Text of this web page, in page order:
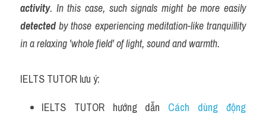
activity
. In this case, such signals might be more easily
detected by those experiencing meditation-like tranquillity
in a relaxing 'whole field' of light, sound and warmth.
IELTS TUTOR lưu ý:
IELTS TUTOR hướng dẫn Cách dùng động